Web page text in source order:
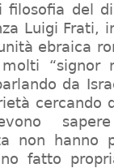
filosofia del
Luigi Frati,
ebraica
“signor
da
cercando
non hanno
fatto